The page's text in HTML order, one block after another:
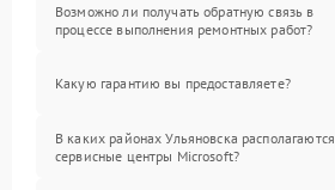
Возможно ли получать обратную связь в
процессе выполнения ремонтных работ?
Какую гарантию вы предоставляете?
В каких районах Ульяновска располагаются
сервисные центры Microsoft?